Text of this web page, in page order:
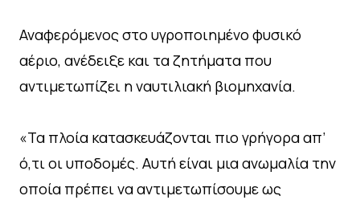
Αναφερόμενος στο υγροποιημένο φυσικό
αέριο, ανέδειξε και τα ζητήματα που
αντιμετωπίζει η ναυτιλιακή βιομηχανία.
«Τα πλοία κατασκευάζονται πιο γρήγορα απ’
ό,τι οι υποδομές. Αυτή είναι μια ανωμαλία την
οποία πρέπει να αντιμετωπίσουμε ως